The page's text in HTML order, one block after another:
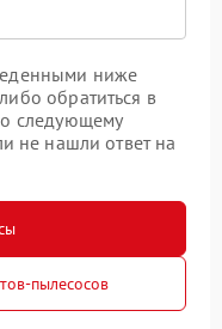
ниже
обратиться в
следующему
не нашли ответ на
пылесосов